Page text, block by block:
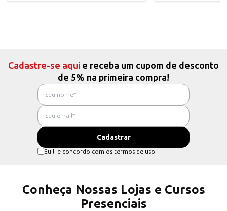
Cadastre-se aqui e receba um cupom de desconto
de 5% na primeira compra!
Eu li e concordo com os termos de uso
Conheça Nossas Lojas e Cursos
Presenciais